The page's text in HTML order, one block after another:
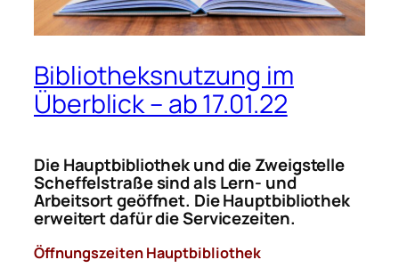
Bibliotheksnutzung im
Überblick – ab 17.01.22
Die Hauptbibliothek und die Zweigstelle
Scheffelstraße sind als Lern- und
Arbeitsort geöffnet. Die Hauptbibliothek
erweitert dafür die Servicezeiten.
Öffnungszeiten Hauptbibliothek